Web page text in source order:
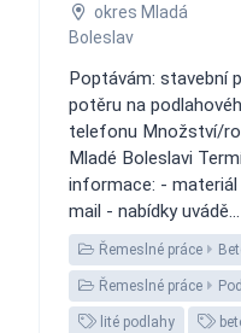
okres Mladá
Boleslav
Poptávám: stavební
potěru na
telefonu Množství/
Mladé Boleslavi
informace: -
mail - nabídky uvádě...
Řemeslné práce
Řemeslné práce
lité podlahy